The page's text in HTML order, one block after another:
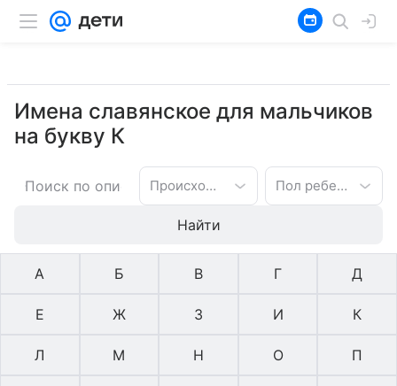
Имена славянское для мальчиков
на букву К
Происхождение имени Пол ребенка
Найти
А Б В Г Д
Е Ж З И К
Л М Н О П